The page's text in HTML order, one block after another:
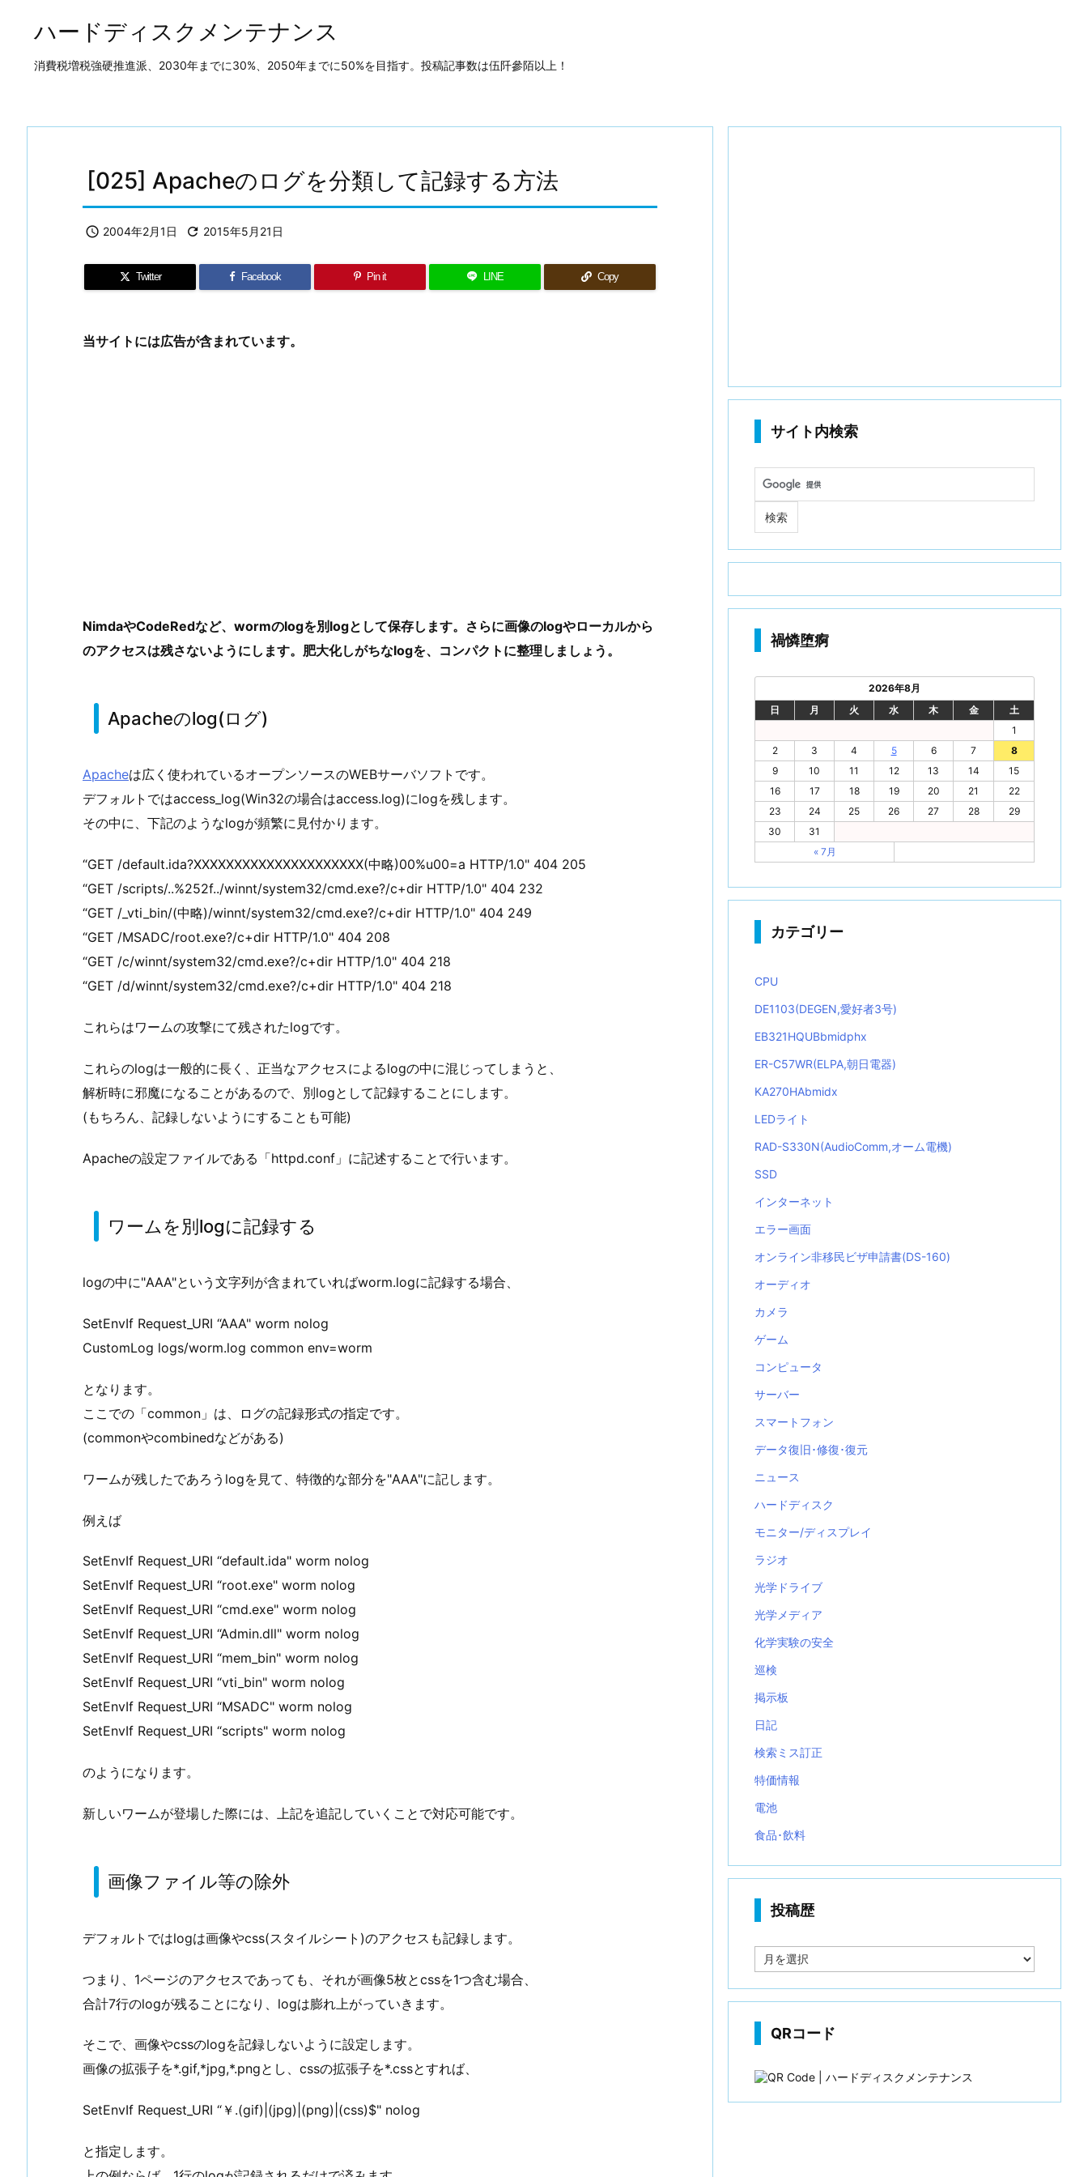
ハードディスクメンテナンス
消費税増税強硬推進派、2030年までに30%、2050年までに50%を目指す。投稿記事数は伍阡參陌以上！
[025] Apacheのログを分類して記録する方法
 2004年2月1日  2015年5月21日
Twitter Facebook Pin it LINE Copy
当サイトには広告が含まれています。
NimdaやCodeRedなど、wormのlogを別logとして保存します。さらに画像のlogやローカルから
のアクセスは残さないようにします。肥大化しがちなlogを、コンパクトに整理しましょう。
Apacheのlog(ログ)
Apacheは広く使われているオープンソースのWEBサーバソフトです。
デフォルトではaccess_log(Win32の場合はaccess.log)にlogを残します。
その中に、下記のようなlogが頻繁に見付かります。
“GET /default.ida?XXXXXXXXXXXXXXXXXXXXX(中略)00%u00=a HTTP/1.0" 404 205
“GET /scripts/..%252f../winnt/system32/cmd.exe?/c+dir HTTP/1.0" 404 232
“GET /_vti_bin/(中略)/winnt/system32/cmd.exe?/c+dir HTTP/1.0" 404 249
“GET /MSADC/root.exe?/c+dir HTTP/1.0" 404 208
“GET /c/winnt/system32/cmd.exe?/c+dir HTTP/1.0" 404 218
“GET /d/winnt/system32/cmd.exe?/c+dir HTTP/1.0" 404 218
これらはワームの攻撃にて残されたlogです。
これらのlogは一般的に長く、正当なアクセスによるlogの中に混じってしまうと、
解析時に邪魔になることがあるので、別logとして記録することにします。
(もちろん、記録しないようにすることも可能)
Apacheの設定ファイルである「httpd.conf」に記述することで行います。
ワームを別logに記録する
logの中に"AAA"という文字列が含まれていればworm.logに記録する場合、
SetEnvIf Request_URI “AAA" worm nolog
CustomLog logs/worm.log common env=worm
となります。
ここでの「common」は、ログの記録形式の指定です。
(commonやcombinedなどがある)
ワームが残したであろうlogを見て、特徴的な部分を"AAA"に記します。
例えば
SetEnvIf Request_URI “default.ida" worm nolog
SetEnvIf Request_URI “root.exe" worm nolog
SetEnvIf Request_URI “cmd.exe" worm nolog
SetEnvIf Request_URI “Admin.dll" worm nolog
SetEnvIf Request_URI “mem_bin" worm nolog
SetEnvIf Request_URI “vti_bin" worm nolog
SetEnvIf Request_URI “MSADC" worm nolog
SetEnvIf Request_URI “scripts" worm nolog
のようになります。
新しいワームが登場した際には、上記を追記していくことで対応可能です。
画像ファイル等の除外
デフォルトではlogは画像やcss(スタイルシート)のアクセスも記録します。
つまり、1ページのアクセスであっても、それが画像5枚とcssを1つ含む場合、
合計7行のlogが残ることになり、logは膨れ上がっていきます。
そこで、画像やcssのlogを記録しないように設定します。
画像の拡張子を*.gif,*jpg,*.pngとし、cssの拡張子を*.cssとすれば、
SetEnvIf Request_URI “￥.(gif)|(jpg)|(png)|(css)$" nolog
と指定します。
サイト内検索
禍憐堕痾
2026年8月
日
月 火 水 木 金
土
1
2
3 4 5 6 7
8
9
10 11 12 13 14
15
16
17 18 19 20 21
22
23
24 25 26 27 28
29
30
31
« 7月
カテゴリー
CPU
DE1103(DEGEN,愛好者3号)
EB321HQUBbmidphx
ER-C57WR(ELPA,朝日電器)
KA270HAbmidx
LEDライト
RAD-S330N(AudioComm,オーム電機)
SSD
インターネット
エラー画面
オンライン非移民ビザ申請書(DS-160)
オーディオ
カメラ
ゲーム
コンピュータ
サーバー
スマートフォン
データ復旧･修復･復元
ニュース
ハードディスク
モニター/ディスプレイ
ラジオ
光学ドライブ
光学メディア
化学実験の安全
巡検
掲示板
日記
検索ミス訂正
特価情報
電池
食品･飲料
投稿歴
稿
QRコード